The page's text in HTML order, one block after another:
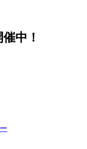
中！